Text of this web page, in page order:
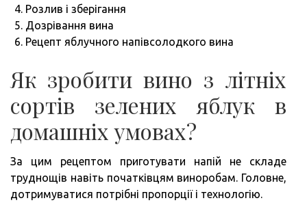
Розлив і зберігання
Дозрівання вина
Рецепт яблучного напівсолодкого вина
Як зробити вино з літніх
сортів зелених яблук в
домашніх умовах?
За цим рецептом приготувати напій не складе
труднощів навіть початківцям виноробам. Головне,
дотримуватися потрібні пропорції і технологію.